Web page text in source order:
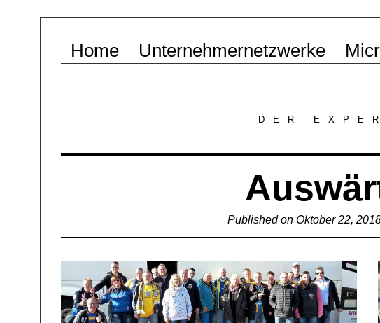
Home Unternehmernetzwerke
DER
Published on Oktober 22,